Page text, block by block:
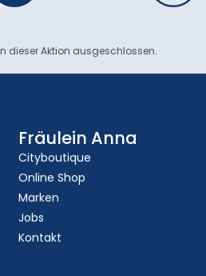
dieser Aktion ausgeschlossen.
Fräulein Anna
Cityboutique
Online Shop
Marken
Jobs
Kontakt